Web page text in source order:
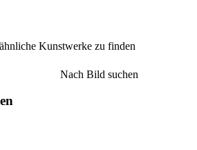
Kunstwerke zu finden
Nach Bild suchen